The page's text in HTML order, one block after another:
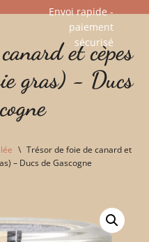
Envoi rapide -
paiement
sécurisé​
et cèpes
gras) - Ducs
\ Trésor de foie de canard et
– Ducs de Gascogne